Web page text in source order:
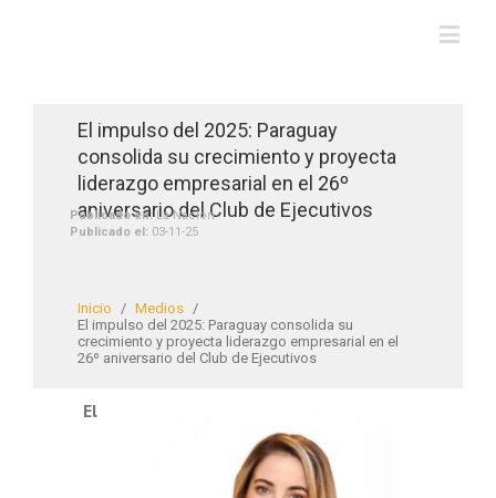
El impulso del 2025: Paraguay
consolida su crecimiento y proyecta
liderazgo empresarial en el 26º
aniversario del Club de Ejecutivos
Publicado en:La Nación
Publicado el: 03-11-25
Inicio / Medios /
El impulso del 2025: Paraguay consolida su
crecimiento y proyecta liderazgo empresarial en el
26º aniversario del Club de Ejecutivos
El